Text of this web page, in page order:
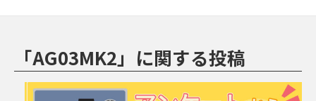
「AG03MK2」に関する投稿